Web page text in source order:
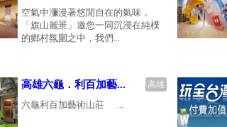
空氣中瀰漫著悠閒自在的氣味，
「旗山麗景」邀您一同沉浸在純樸
的鄉村氛圍之中，我們...
高雄
高雄六龜．利百加藝...
六龜利百加藝術山莊 ...